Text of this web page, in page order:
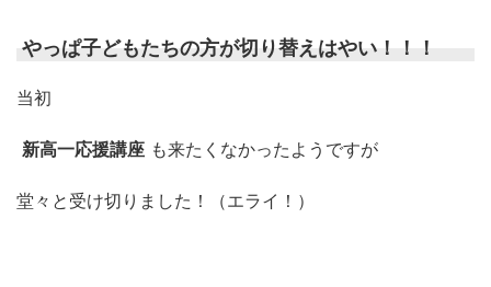
やっぱ子どもたちの方が切り替えはやい！！！
当初
新高一応援講座 も来たくなかったようですが
堂々と受け切りました！（エライ！）